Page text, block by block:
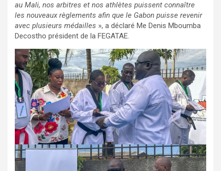
au Mali, nos arbitres et nos athlètes puissent connaître
les nouveaux règlements afin que le Gabon puisse revenir
avec plusieurs médailles », a déclaré Me Denis Mboumba
Decostho président de la FEGATAE.